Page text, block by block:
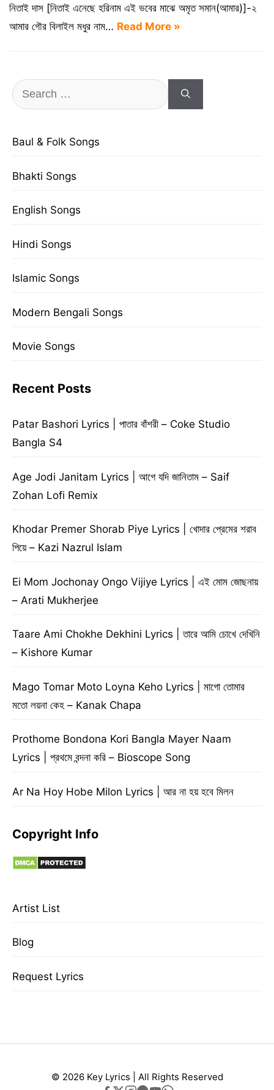
নিতাই দাস [নিতাই এনেছে হরিনাম এই ভবের মাঝে অমৃত সমান(আমার)]-২
আমার গৌর বিলাইল মধুর নাম… Read More »
Search
for:
Baul & Folk Songs
Bhakti Songs
English Songs
Hindi Songs
Islamic Songs
Modern Bengali Songs
Movie Songs
Recent Posts
Patar Bashori Lyrics | পাতার বাঁশরী – Coke Studio
Bangla S4
Age Jodi Janitam Lyrics | আগে যদি জানিতাম – Saif
Zohan Lofi Remix
Khodar Premer Shorab Piye Lyrics | খোদার প্রেমের শরাব
পিয়ে – Kazi Nazrul Islam
Ei Mom Jochonay Ongo Vijiye Lyrics | এই মোম জোছনায়
– Arati Mukherjee
Taare Ami Chokhe Dekhini Lyrics | তারে আমি চোখে দেখিনি
– Kishore Kumar
Mago Tomar Moto Loyna Keho Lyrics | মাগো তোমার
মতো লয়না কেহ – Kanak Chapa
Prothome Bondona Kori Bangla Mayer Naam
Lyrics | প্রথমে বন্দনা করি – Bioscope Song
Ar Na Hoy Hobe Milon Lyrics | আর না হয় হবে মিলন
Copyright Info
Artist List
Blog
Request Lyrics
© 2026 Key Lyrics | All Rights Reserved